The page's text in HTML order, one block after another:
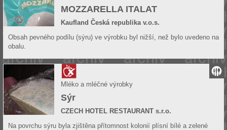
MOZZARELLA ITALAT
Kaufland Česká republika v.o.s.
Obsah pevného podílu (sýru) ve výrobku byl nižší, než bylo uvedeno na
obalu.
Mléko a mléčné výrobky
Sýr
CZECH HOTEL RESTAURANT s.r.o.
Na povrchu sýru byla zjištěna přítomnost kolonií plísní bílé a zelené